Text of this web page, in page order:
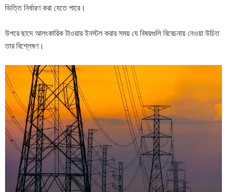
ভিত্তি নির্ধারণ করা যেতে পারে।
উপরে ছাদে আলংকারিক টাওয়ার ইনস্টল করার সময় যে বিষয়গুলি বিবেচনায় নেওয়া উচিত
তার বিশ্লেষণ।